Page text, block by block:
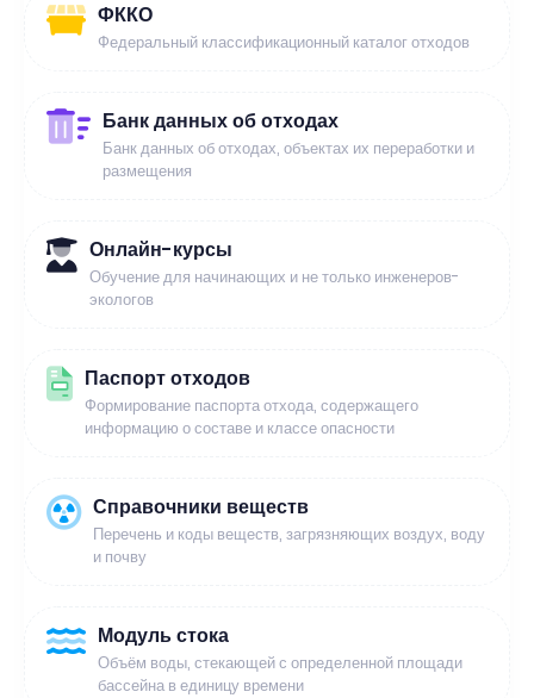
ФККО
Федеральный классификационный каталог отходов
Банк данных об отходах
Банк данных об отходах, объектах их переработки и
размещения
Онлайн-курсы
Обучение для начинающих и не только инженеров-
экологов
Паспорт отходов
Формирование паспорта отхода, содержащего
информацию о составе и классе опасности
Справочники веществ
Перечень и коды веществ, загрязняющих воздух, воду
и почву
Модуль стока
Объём воды, стекающей с определенной площади
бассейна в единицу времени